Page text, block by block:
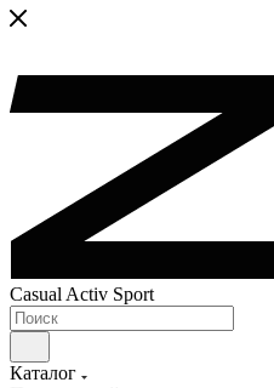
Casual Activ Sport
Каталог